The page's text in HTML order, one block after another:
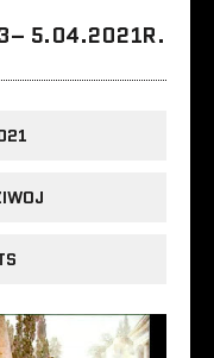
5.04.2021R.